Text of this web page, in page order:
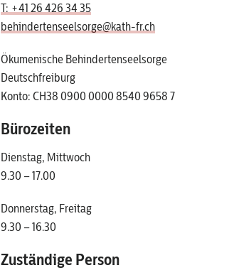
T: +41 26 426 34 35
behindertenseelsorge@kath-fr.ch
Ökumenische Behindertenseelsorge
Deutschfreiburg
Konto: CH38 0900 0000 8540 9658 7
Bürozeiten
Dienstag, Mittwoch
9.30 – 17.00
Donnerstag, Freitag
9.30 – 16.30
Zuständige Person